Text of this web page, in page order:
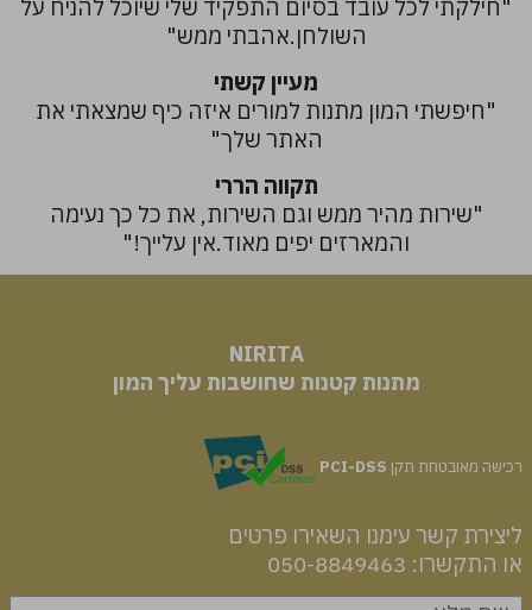
"חילקתי לכל עובד בסיום התפקיד שלי שיוכל להניח על
השולחן.אהבתי ממש"
מעיין קשתי
"חיפשתי המון מתנות למורים איזה כיף שמצאתי את
האתר שלך"
תקווה הררי
"שירות מהיר ממש וגם השירות, את כל כך נעימה
והמארזים יפים מאוד.אין עלייך!"
NIRITA
​​​​​​​מתנות קטנות שחושבות עליך המון
רכישה מאובטחת תקן PCI-DSS
ליצירת קשר עימנו השאירו פרטים
או התקשרו: 050-8849463